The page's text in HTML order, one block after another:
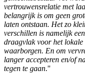
vertrouwensrelatie met
belangrijk is om geen
laten ontstaan. Het zo
verschillen is namelijk
draagvlak voor het lokale
waarborgen. En om
langer accepteren en/of
tegen te gaan."